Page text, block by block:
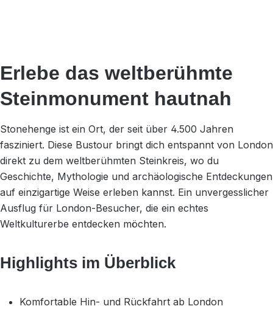
Erlebe das weltberühmte
Steinmonument hautnah
Stonehenge ist ein Ort, der seit über 4.500 Jahren
fasziniert. Diese Bustour bringt dich entspannt von London
direkt zu dem weltberühmten Steinkreis, wo du
Geschichte, Mythologie und archäologische Entdeckungen
auf einzigartige Weise erleben kannst. Ein unvergesslicher
Ausflug für London-Besucher, die ein echtes
Weltkulturerbe entdecken möchten.
Highlights im Überblick
Komfortable Hin- und Rückfahrt ab London